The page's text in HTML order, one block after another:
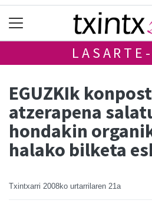
EGUZKIk
atzerapena
hondakin
halako bilketa
Txintxarri 2008ko urtarrilaren 21a